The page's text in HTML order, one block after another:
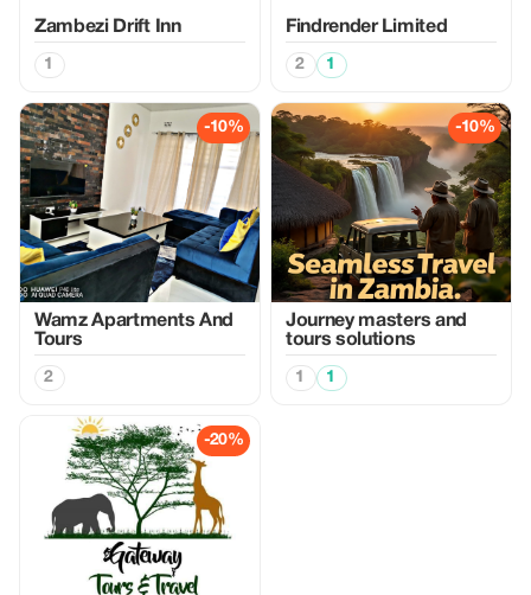
Zambezi Drift Inn
1
Findrender Limited
2 1
-10%
Wamz Apartments And
Tours
2
-10%
Journey masters and
tours solutions
1 1
-20%